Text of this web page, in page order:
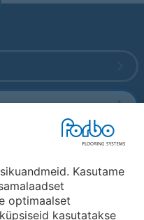
Kasutame
optimaalset
kasutatakse